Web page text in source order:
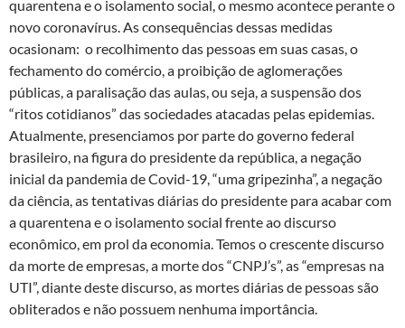
quarentena e o isolamento social, o mesmo acontece perante o
novo coronavírus. As consequências dessas medidas
ocasionam: o recolhimento das pessoas em suas casas, o
fechamento do comércio, a proibição de aglomerações
públicas, a paralisação das aulas, ou seja, a suspensão dos
“ritos cotidianos” das sociedades atacadas pelas epidemias.
Atualmente, presenciamos por parte do governo federal
brasileiro, na figura do presidente da república, a negação
inicial da pandemia de Covid-19, “uma gripezinha”, a negação
da ciência, as tentativas diárias do presidente para acabar com
a quarentena e o isolamento social frente ao discurso
econômico, em prol da economia. Temos o crescente discurso
da morte de empresas, a morte dos “CNPJ’s”, as “empresas na
UTI”, diante deste discurso, as mortes diárias de pessoas são
obliterados e não possuem nenhuma importância.